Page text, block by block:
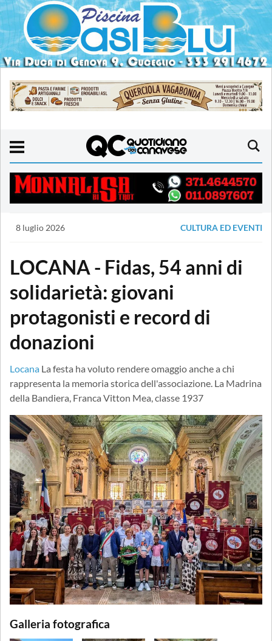
8 luglio 2026 CULTURA ED EVENTI
LOCANA - Fidas, 54 anni di
solidarietà: giovani
protagonisti e record di
donazioni
Locana La festa ha voluto rendere omaggio anche a chi
rappresenta la memoria storica dell'associazione. La Madrina
della Bandiera, Franca Vitton Mea, classe 1937
Galleria fotografica